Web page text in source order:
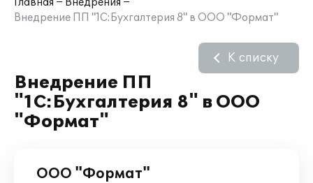
Главная
Внедрения
Внедрение ПП "1С:Бухгалтерия 8" в ООО "Формат"
Внедрение ПП
"1С:Бухгалтерия 8" в ООО
"Формат"
К списку
ООО "Формат"